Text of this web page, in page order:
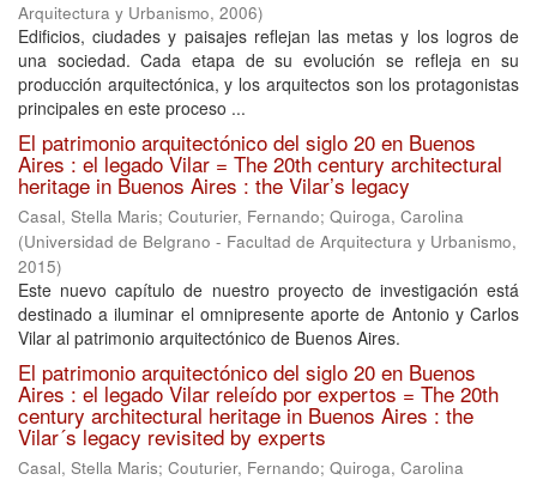
Arquitectura y Urbanismo, 2006)
Edificios, ciudades y paisajes reflejan las metas y los logros de
una sociedad. Cada etapa de su evolución se refleja en su
producción arquitectónica, y los arquitectos son los protagonistas
principales en este proceso ...
El patrimonio arquitectónico del siglo 20 en Buenos
Aires : el legado Vilar = The 20th century architectural
heritage in Buenos Aires : the Vilar’s legacy
Casal, Stella Maris; Couturier, Fernando; Quiroga, Carolina
(Universidad de Belgrano - Facultad de Arquitectura y Urbanismo,
2015)
Este nuevo capítulo de nuestro proyecto de investigación está
destinado a iluminar el omnipresente aporte de Antonio y Carlos
Vilar al patrimonio arquitectónico de Buenos Aires.
El patrimonio arquitectónico del siglo 20 en Buenos
Aires : el legado Vilar releído por expertos = The 20th
century architectural heritage in Buenos Aires : the
Vilar´s legacy revisited by experts
Casal, Stella Maris; Couturier, Fernando; Quiroga, Carolina